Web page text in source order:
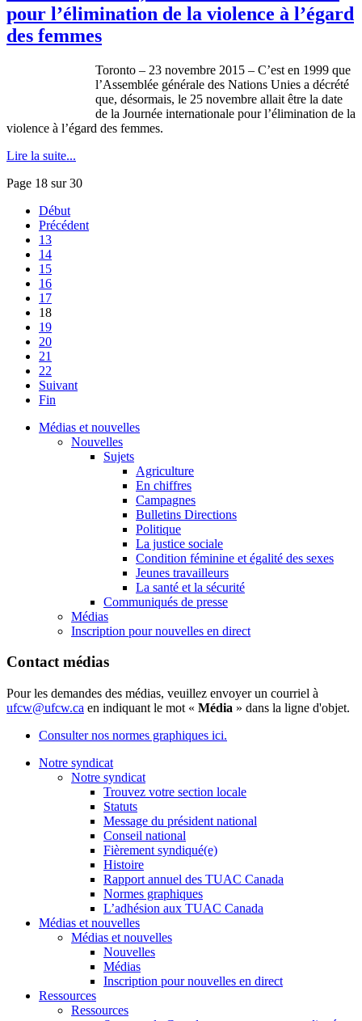
pour l’élimination de la violence à l’égard
des femmes
Toronto – 23 novembre 2015 – C’est en 1999 que
l’Assemblée générale des Nations Unies a décrété
que, désormais, le 25 novembre allait être la date
de la Journée internationale pour l’élimination de la
violence à l’égard des femmes.
Lire la suite...
Page 18 sur 30
Début
Précédent
13
14
15
16
17
18
19
20
21
22
Suivant
Fin
Médias et nouvelles
Nouvelles
Sujets
Agriculture
En chiffres
Campagnes
Bulletins Directions
Politique
La justice sociale
Condition féminine et égalité des sexes
Jeunes travailleurs
La santé et la sécurité
Communiqués de presse
Médias
Inscription pour nouvelles en direct
Contact médias
Pour les demandes des médias, veuillez envoyer un courriel à
ufcw@ufcw.ca en indiquant le mot « Média » dans la ligne d'objet.
Consulter nos normes graphiques ici.
Notre syndicat
Notre syndicat
Trouvez votre section locale
Statuts
Message du président national
Conseil national
Fièrement syndiqué(e)
Histoire
Rapport annuel des TUAC Canada
Normes graphiques
L’adhésion aux TUAC Canada
Médias et nouvelles
Médias et nouvelles
Nouvelles
Médias
Inscription pour nouvelles en direct
Ressources
Ressources